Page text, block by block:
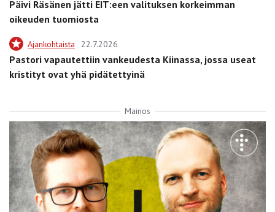
Päivi Räsänen jätti EIT:een valituksen korkeimman
oikeuden tuomiosta
Ajankohtaista 22.7.2026
Pastori vapautettiin vankeudesta Kiinassa, jossa useat
kristityt ovat yhä pidätettyinä
Mainos